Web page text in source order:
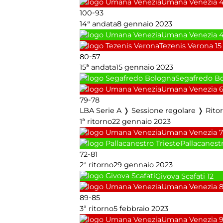
Umana Venezia
100-93
14ª andata8 gennaio 2023
Umana Venezia
Tezenis Verona 15
80-57
15ª andata15 gennaio 2023
Segafredo
Umana Venezia 6
79-78
LBA Serie A ❭ Sessione regolare ❭
1ª ritorno22 gennaio 2023
Umana Venezia 7
72-81
2ª ritorno29 gennaio 2023
Givova Scafati 12
Umana Venezia 8
89-85
3ª ritorno5 febbraio 2023
Umana Venezia 9